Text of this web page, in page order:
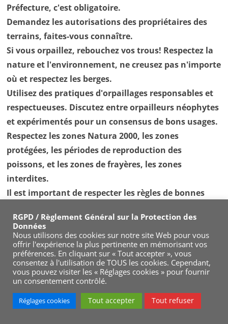
Préfecture, c'est obligatoire.
Demandez les autorisations des propriétaires des
terrains, faites-vous connaître.
Si vous orpaillez, rebouchez vos trous! Respectez la
nature et l'environnement, ne creusez pas n'importe
où et respectez les berges.
Utilisez des pratiques d'orpaillages responsables et
respectueuses. Discutez entre orpailleurs néophytes
et expérimentés pour un consensus de bons usages.
Respectez les zones Natura 2000, les zones
protégées, les périodes de reproduction des
poissons, et les zones de frayères, les zones
interdites.
Il est important de respecter les règles de bonnes
l'orpaillage perdure durablement et reste
pratiquable pour tous.
Respectez les activités agricoles, les agriculteurs, ne
dérangez pas les animaux des fermes dans les
montagnes ou dans les vallées (transhumance),
prenez soin du matériel et du mobilier agricole, c'est
RGPD / Règlement Général sur la Protection des
Données
Nous utilisons des cookies sur notre site Web pour vous
offrir l'expérience la plus pertinente en mémorisant vos
préférences. En cliquant sur « Tout accepter », vous
consentez à l'utilisation de TOUS les cookies. Cependant,
vous pouvez visiter les « Réglages cookies » pour fournir
un consentement contrôlé.
Réglages cookies Tout accepter Tout refuser